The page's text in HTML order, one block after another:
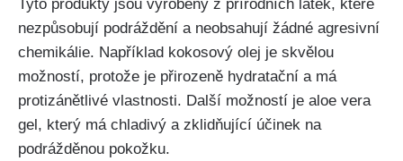
⁢Tyto produkty ⁢jsou vyrobeny z ⁢přírodních látek, které⁢
nezpůsobují podráždění a neobsahují⁢ žádné ​agresivní
chemikálie. Například kokosový ⁣olej je ⁤skvělou
možností, protože⁢ je přirozeně hydratační ‍a má
⁤protizánětlivé vlastnosti.⁣ Další možností je aloe ​vera
gel, který⁤ má ⁣chladivý ⁤a ⁤zklidňující‍ účinek ⁣na
podrážděnou pokožku.